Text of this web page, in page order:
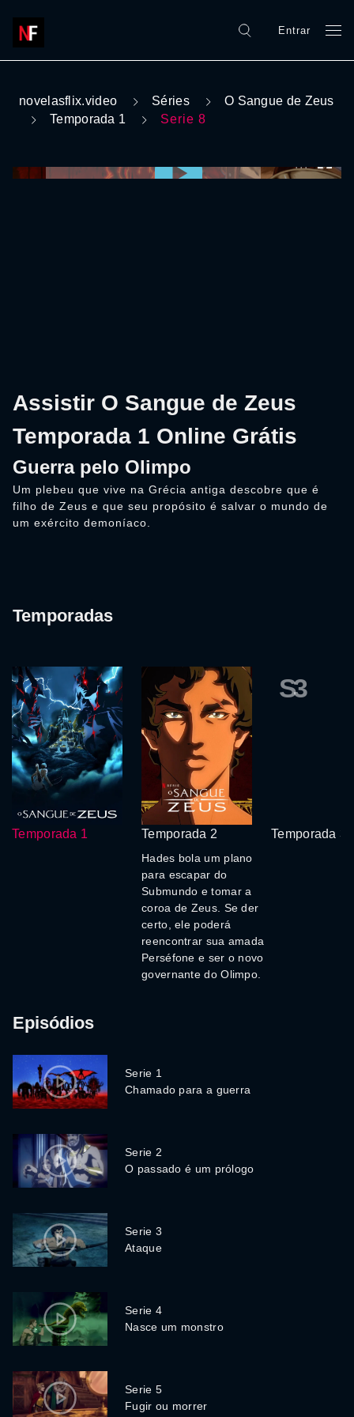
Entrar
novelasflix.video Séries
O Sangue de Zeus
Temporada 1
Serie 8
Assistir O Sangue de Zeus
Temporada 1 Online Grátis
Guerra pelo Olimpo
Um plebeu que vive na Grécia antiga descobre que é
filho de Zeus e que seu propósito é salvar o mundo de
um exército demoníaco.
Temporadas
Temporada 1 Temporada 2
Hades bola um plano
para escapar do
Submundo e tomar a
coroa de Zeus. Se der
certo, ele poderá
reencontrar sua amada
Perséfone e ser o novo
governante do Olimpo.
S3
Temporada 3
Episódios
Serie 1
Chamado para a guerra
Serie 2
O passado é um prólogo
Serie 3
Ataque
Serie 4
Nasce um monstro
Serie 5
Fugir ou morrer